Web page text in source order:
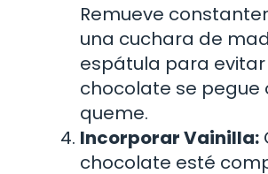
Remueve
una cuchara de
espátula para evitar
chocolate se pegue
queme.
Incorporar Vainilla:
chocolate esté